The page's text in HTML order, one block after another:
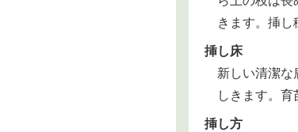
きます。挿し
挿し床
新しい清潔な
しきます。
挿し方